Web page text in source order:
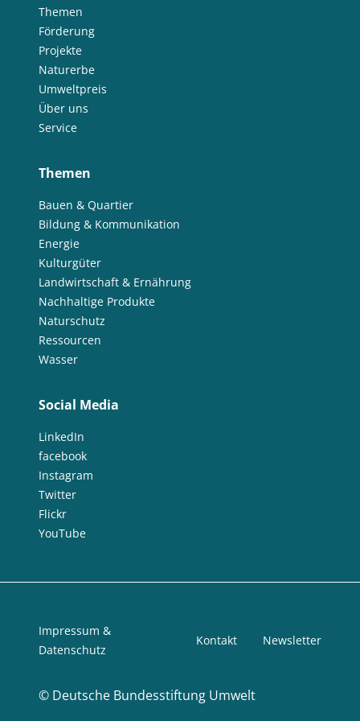
Themen
Förderung
Projekte
Naturerbe
Umweltpreis
Über uns
Service
Themen
Bauen & Quartier
Bildung & Kommunikation
Energie
Kulturgüter
Landwirtschaft & Ernährung
Nachhaltige Produkte
Naturschutz
Ressourcen
Wasser
Social Media
LinkedIn
facebook
Instagram
Twitter
Flickr
YouTube
© Deutsche Bundesstiftung Umwelt
Impressum &
Datenschutz
Kontakt Newsletter